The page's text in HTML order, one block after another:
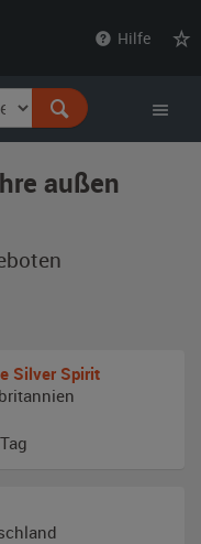
Hilfe
außen
Silver Spirit